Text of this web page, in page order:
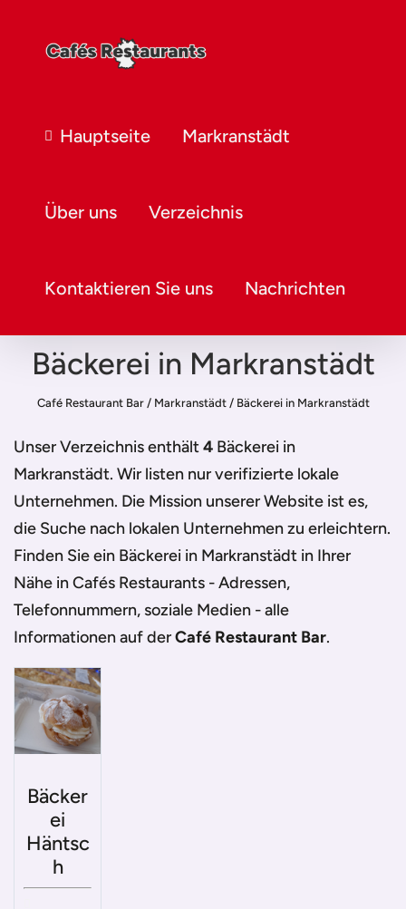
Hauptseite Markranstädt
Über uns Verzeichnis
Kontaktieren Sie uns Nachrichten
Bäckerei in Markranstädt
Café Restaurant Bar/ Markranstädt/ Bäckerei in Markranstädt
Unser Verzeichnis enthält4 Bäckerei in
Markranstädt. Wir listen nur verifizierte lokale
Unternehmen. Die Mission unserer Website ist es,
die Suche nach lokalen Unternehmen zu erleichtern.
Finden Sie ein Bäckerei in Markranstädt in Ihrer
Nähe in Cafés Restaurants - Adressen,
Telefonnummern, soziale Medien - alle
Informationen auf derCafé Restaurant Bar.
Bäcker
ei
Häntsc
h